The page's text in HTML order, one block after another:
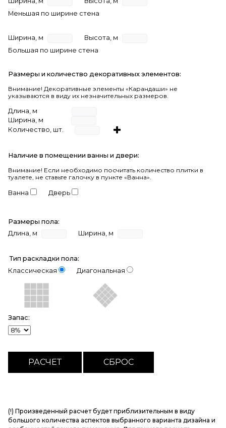
Меньшая по ширине стена
Ширина, м
Высота, м
Большая по ширине стена
Размеры и количество декоративных элементов:
Внимание! Декоративные элементы «Карандаши» не
указываются в виду их незначительных размеров.
Длина, м
Ширина, м
Количество, шт.
Наличие в помещении ванны и двери:
Внимание! Если необходимо посчитать количество плитки в
туалете, не ставьте галочку в пункте «Ванна».
Ванна Дверь
Размеры пола:
Длина, м
Ширина, м
Тип раскладки пола:
Классическая
Диагональная
Запас:
(!) Произведенный расчет будет приблизительным в виду
большого количества аспектов выбранного варианта дизайна и